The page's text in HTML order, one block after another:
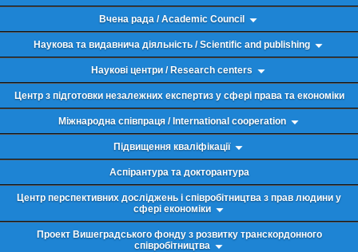
Вчена рада / Academic Council
Наукова та видавнича діяльність / Scientific and publishing
Наукові центри / Research centers
Центр з підготовки незалежних експертиз у сфері права та економіки
Міжнародна співпраця / International cooperation
Підвищення кваліфікації
Аспірантура та докторантура
Центр перспективних досліджень і співробітництва з прав людини у
сфері економіки
Проект Вишеградського фонду з розвитку транскордонного
співробітництва